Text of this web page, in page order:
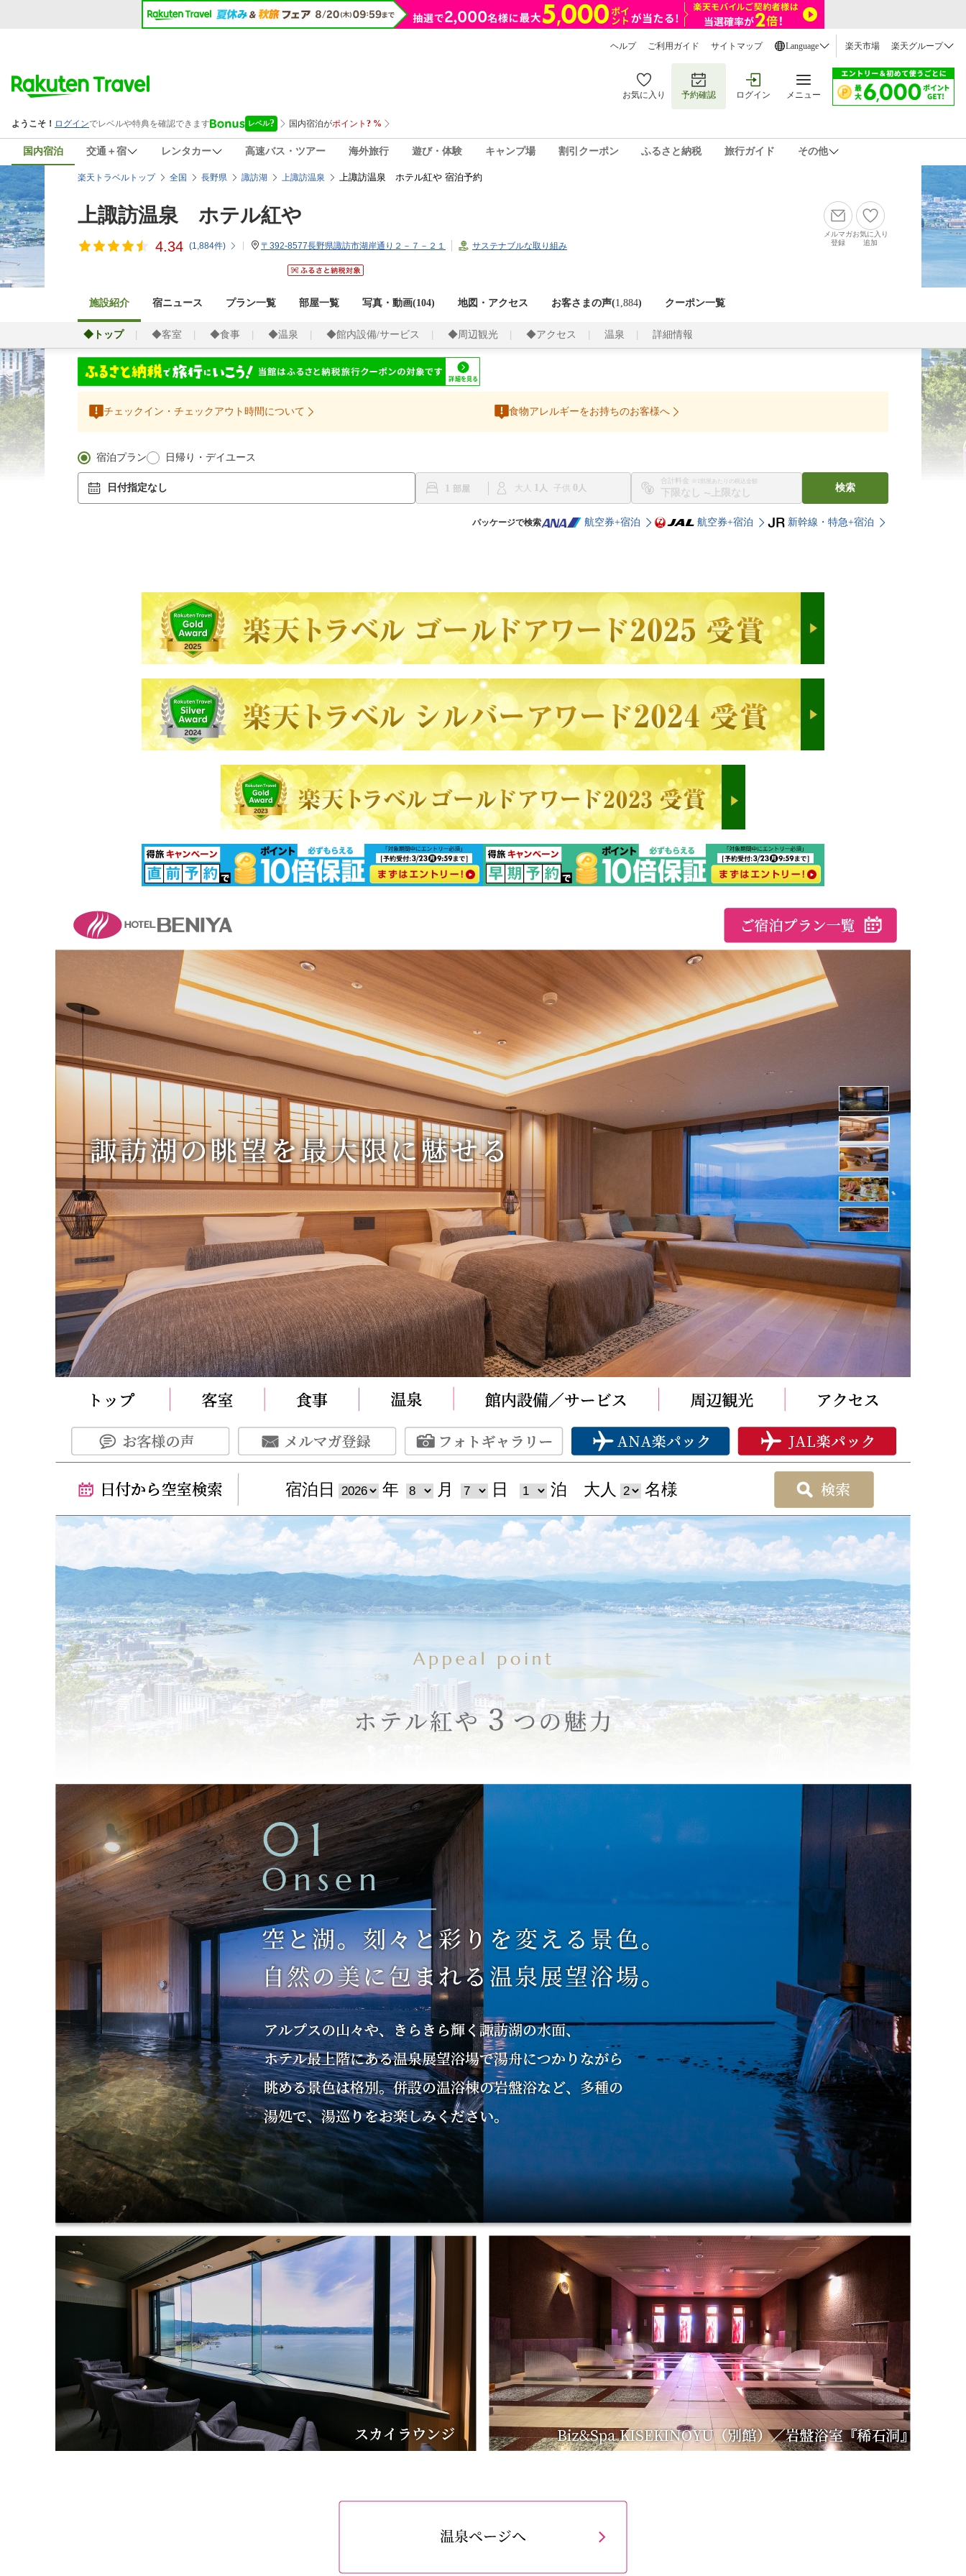
ヘルプ ご利用ガイド サイトマップ Language 楽天市場 楽天グループ
お気に入り 予約確認 ログイン メニュー
国内宿泊 交通＋宿 レンタカー 高速バス・ツアー 海外旅行 遊び・体験 キャンプ場 割引クーポン ふるさと納税 旅行ガイド その他
楽天トラベルトップ 全国 長野県 諏訪湖 上諏訪温泉 上諏訪温泉 ホテル紅や 宿泊予約
上諏訪温泉 ホテル紅や
4.34 (1,884件) 〒392-8577長野県諏訪市湖岸通り２－７－２１ サステナブルな取り組み
メルマガ
登録
お気に入り
追加
施設紹介 宿ニュース プラン一覧 部屋一覧 写真・動画(104) 地図・アクセス お客さまの声(1,884) クーポン一覧
◆トップ ◆客室 ◆食事 ◆温泉 ◆館内設備/サービス ◆周辺観光 ◆アクセス 温泉 詳細情報
チェックイン・チェックアウト時間について 食物アレルギーをお持ちのお客様へ
宿泊プラン 日帰り・デイユース
日付指定なし 1 大人 1 子供 0
合計料金 ※1部屋あたりの税込金額
〜
検索
パッケージで検索 航空券+宿泊 航空券+宿泊 新幹線・特急+宿泊